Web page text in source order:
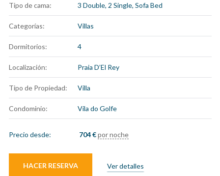
Tipo de cama: 3 Double, 2 Single, Sofa Bed
Categorías: Villas
Dormitorios: 4
Localización: Praia D’El Rey
Tipo de Propiedad: Villa
Condominio: Vila do Golfe
Precio desde: 704€ por noche
Ver detalles
HACER RESERVA